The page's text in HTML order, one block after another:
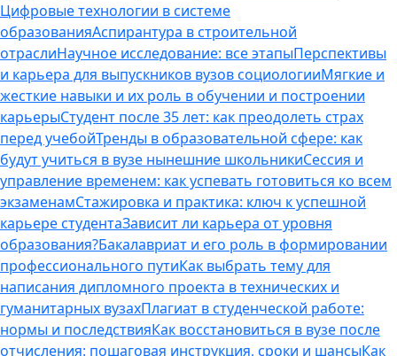
Цифровые технологии в системе
образованияАспирантура в строительной
отраслиНаучное исследование: все этапыПерспективы
и карьера для выпускников вузов социологииМягкие и
жесткие навыки и их роль в обучении и построении
карьерыСтудент после 35 лет: как преодолеть страх
перед учебойТренды в образовательной сфере: как
будут учиться в вузе нынешние школьникиСессия и
управление временем: как успевать готовиться ко всем
экзаменамСтажировка и практика: ключ к успешной
карьере студентаЗависит ли карьера от уровня
образования?Бакалавриат и его роль в формировании
профессионального путиКак выбрать тему для
написания дипломного проекта в технических и
гуманитарных вузахПлагиат в студенческой работе:
нормы и последствияКак восстановиться в вузе после
отчисления: пошаговая инструкция, сроки и шансыКак